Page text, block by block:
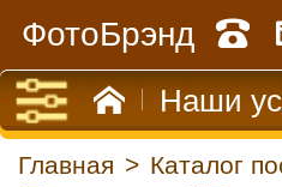
ФотоБрэнд
Наши
Главная > Каталог